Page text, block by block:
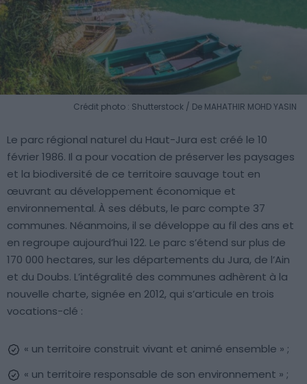
Crédit photo : Shutterstock / De MAHATHIR MOHD YASIN
Le parc régional naturel du Haut-Jura est créé le 10
février 1986. Il a pour vocation de préserver les paysages
et la biodiversité de ce territoire sauvage tout en
œuvrant au développement économique et
environnemental. À ses débuts, le parc compte 37
communes. Néanmoins, il se développe au fil des ans et
en regroupe aujourd’hui 122. Le parc s’étend sur plus de
170 000 hectares, sur les départements du Jura, de l’Ain
et du Doubs. L’intégralité des communes adhèrent à la
nouvelle charte, signée en 2012, qui s’articule en trois
vocations-clé :
« un territoire construit vivant et animé ensemble » ;
« un territoire responsable de son environnement » ;